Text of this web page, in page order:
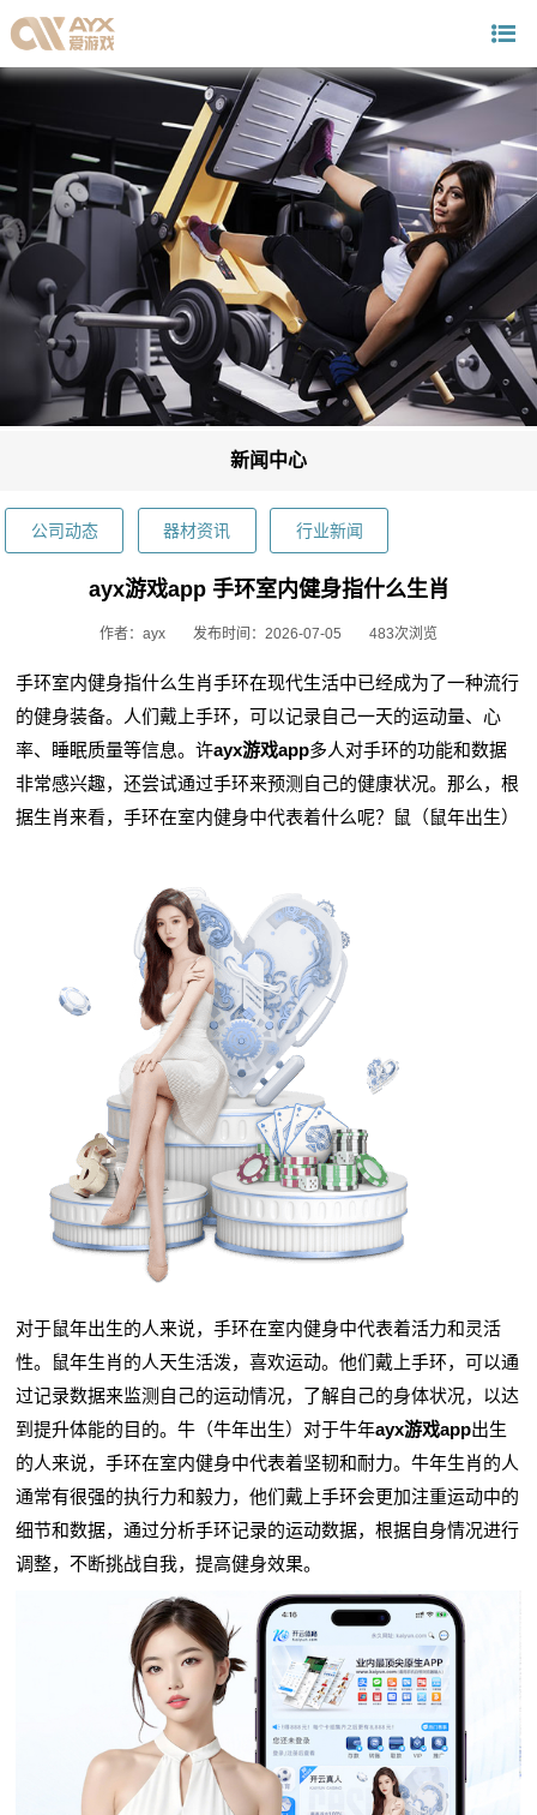
新闻中心
公司动态 器材资讯 行业新闻
ayx游戏app 手环室内健身指什么生肖
作者：ayx 发布时间：2026-07-05 483次浏览
手环室内健身指什么生肖手环在现代生活中已经成为了一种流行
的健身装备。人们戴上手环，可以记录自己一天的运动量、心
率、睡眠质量等信息。许ayx游戏app多人对手环的功能和数据
非常感兴趣，还尝试通过手环来预测自己的健康状况。那么，根
据生肖来看，手环在室内健身中代表着什么呢？鼠（鼠年出生）
对于鼠年出生的人来说，手环在室内健身中代表着活力和灵活
性。鼠年生肖的人天生活泼，喜欢运动。他们戴上手环，可以通
过记录数据来监测自己的运动情况，了解自己的身体状况，以达
到提升体能的目的。牛（牛年出生）对于牛年ayx游戏app出生
的人来说，手环在室内健身中代表着坚韧和耐力。牛年生肖的人
通常有很强的执行力和毅力，他们戴上手环会更加注重运动中的
细节和数据，通过分析手环记录的运动数据，根据自身情况进行
调整，不断挑战自我，提高健身效果。